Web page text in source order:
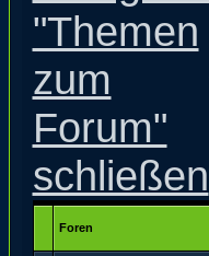
Foren